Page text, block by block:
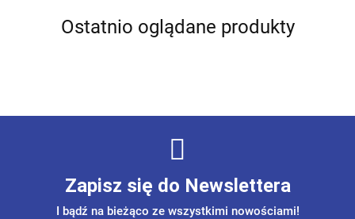
Ostatnio oglądane produkty
Zapisz się do Newslettera
I bądź na bieżąco ze wszystkimi nowościami!